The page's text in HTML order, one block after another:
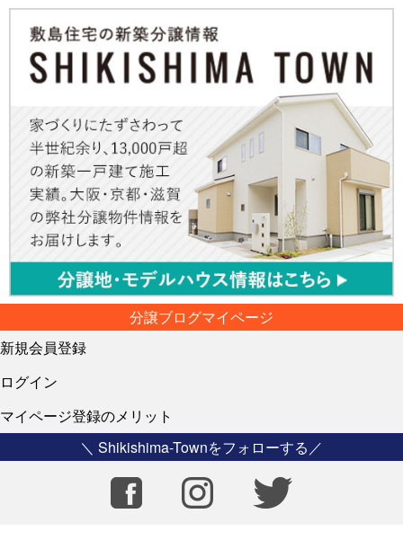
分譲ブログマイページ
新規会員登録
ログイン
マイページ登録のメリット
＼ Shikishima-Townをフォローする／